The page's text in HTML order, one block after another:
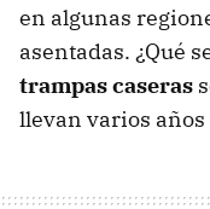
en algunas
asentadas. ¿Qué
trampas caseras
llevan varios